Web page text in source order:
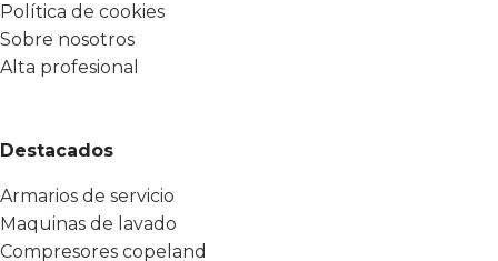
Política de cookies
Sobre nosotros
Alta profesional
Destacados
Armarios de servicio
Maquinas de lavado
Compresores copeland